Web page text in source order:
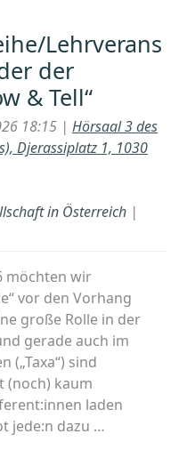
Lehrverans
der
& Tell“
18:15 | Hörsaal 3 des
Djerassiplatz 1, 1030
in Österreich |
möchten wir
vor den Vorhang
große Rolle in der
gerade auch im
(„Taxa“) sind
(noch) kaum
laden
jede:n dazu …